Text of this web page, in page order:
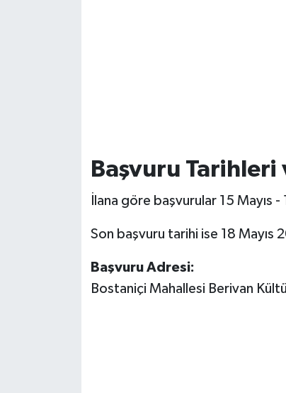
Başvuru
İlana göre başvurular 15 Mayıs
Son başvuru tarihi ise 18 Mayıs
Başvuru Adresi:
Bostaniçi Mahallesi Berivan